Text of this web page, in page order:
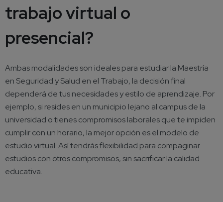
trabajo virtual o
presencial?
Ambas modalidades son ideales para estudiar la Maestría
en Seguridad y Salud en el Trabajo, la decisión final
dependerá de tus necesidades y estilo de aprendizaje. Por
ejemplo, si resides en un municipio lejano al campus de la
universidad o tienes compromisos laborales que te impiden
cumplir con un horario, la mejor opción es el modelo de
estudio virtual. Así tendrás flexibilidad para compaginar
estudios con otros compromisos, sin sacrificar la calidad
educativa.